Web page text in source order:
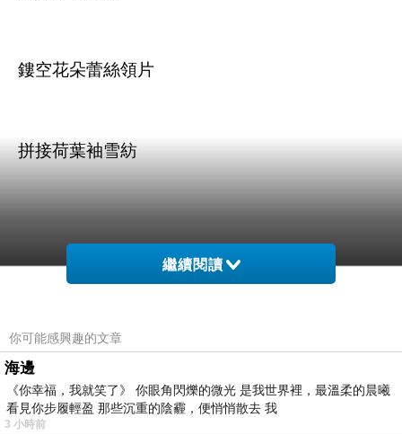
鏤空花朵蕾絲領片
拼接荷葉袖雪紡
商品訊息描述:
H2O-荷葉袖花朵蕾絲上衣(共3色)
繼續閱讀
你可能感興趣的文章
海邊
《你幸福，我就笑了》 你眼角閃爍的微光 是我世界裡，最溫柔的晨曦
看見你步履輕盈 那些沉重的陰霾，便悄悄散去 我
3 小時前